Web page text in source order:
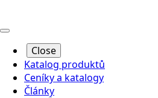
Close
Katalog produktů
Ceníky a katalogy
Články